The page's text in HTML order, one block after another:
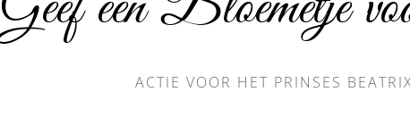
ACTIE VOOR HET PRINSES